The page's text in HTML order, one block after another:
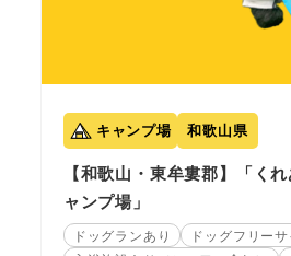
キャンプ場 和歌山県
【和歌山・東牟婁郡】「く
ャンプ場」
ドッグランあり
ドッグフリー